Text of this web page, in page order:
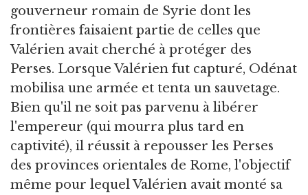
gouverneur romain de Syrie dont les
frontières faisaient partie de celles que
Valérien avait cherché à protéger des
Perses. Lorsque Valérien fut capturé, Odénat
mobilisa une armée et tenta un sauvetage.
Bien qu'il ne soit pas parvenu à libérer
l'empereur (qui mourra plus tard en
captivité), il réussit à repousser les Perses
des provinces orientales de Rome, l'objectif
même pour lequel Valérien avait monté sa